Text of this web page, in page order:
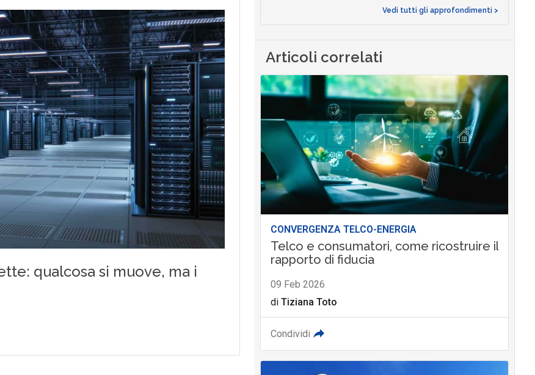
Vedi tutti gli approfondimenti >
Articoli correlati
CONVERGENZA TELCO-ENERGIA
Telco e consumatori, come ricostruire il
rapporto di fiducia
09 Feb 2026
di Tiziana Toto
Condividi